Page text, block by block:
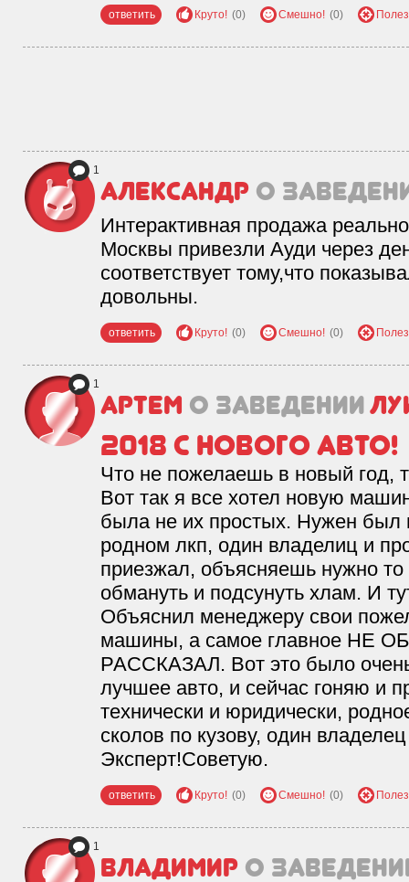
ответить Круто! (0) Смешно! (0)
1
Александр о
Интерактивная продажа
Москвы привезли Ауди через
соответствует тому,что
довольны.
ответить Круто! (0) Смешно! (0)
1
Артем о заведении
2018 с нового авто!
Что не пожелаешь в новый год,
Вот так я все хотел новую
была не их простых. Нужен был
родном лкп, один владелиц и
приезжал, объясняешь нужно
обмануть и подсунуть хлам. И
Объяснил менеджеру свои
машины, а самое главное НЕ
РАССКАЗАЛ. Вот это было
лучшее авто, и сейчас гоняю и
технически и юридически,
сколов по кузову, один
Эксперт!Советую.
ответить Круто! (0) Смешно! (0)
1
Владимир о